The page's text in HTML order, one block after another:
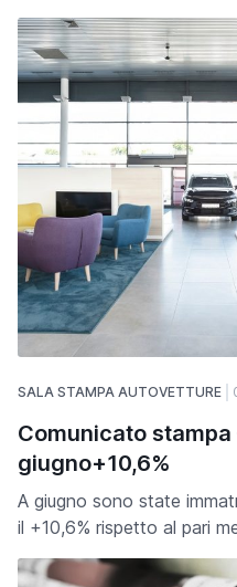
SALA STAMPA AUTOVETTURE
Comunicato
giugno+10,6%
A giugno sono state
il +10,6% rispetto al pari